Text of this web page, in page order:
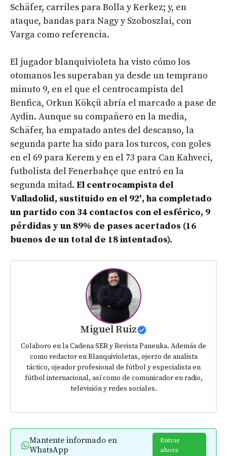
Schäfer, carriles para Bolla y Kerkez; y, en
ataque, bandas para Nagy y Szoboszlai, con
Varga como referencia.
El jugador blanquivioleta ha visto cómo los
otomanos les superaban ya desde un temprano
minuto 9, en el que el centrocampista del
Benfica, Orkun Kökçü abría el marcado a pase de
Aydin. Aunque su compañero en la media,
Schäfer, ha empatado antes del descanso, la
segunda parte ha sido para los turcos, con goles
en el 69 para Kerem y en el 73 para Can Kahveci,
futbolista del Fenerbahçe que entró en la
segunda mitad. El centrocampista del
Valladolid, sustituido en el 92′, ha completado
un partido con 34 contactos con el esférico, 9
pérdidas y un 89% de pases acertados (16
buenos de un total de 18 intentados).
Miguel Ruiz
Colaboro en la Cadena SER y Revista Panenka. Además de
como redactor en Blanquivioletas, ejerzo de analista
táctico, ojeador profesional de fútbol y especialista en
fútbol internacional, así como de comunicador en radio,
televisión y redes sociales.
Mantente informado en
WhatsApp
Entrar
ahora